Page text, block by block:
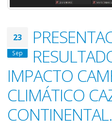
23
Sep
IMPACTO
CLIMÁTICO
CONTINENTAL.